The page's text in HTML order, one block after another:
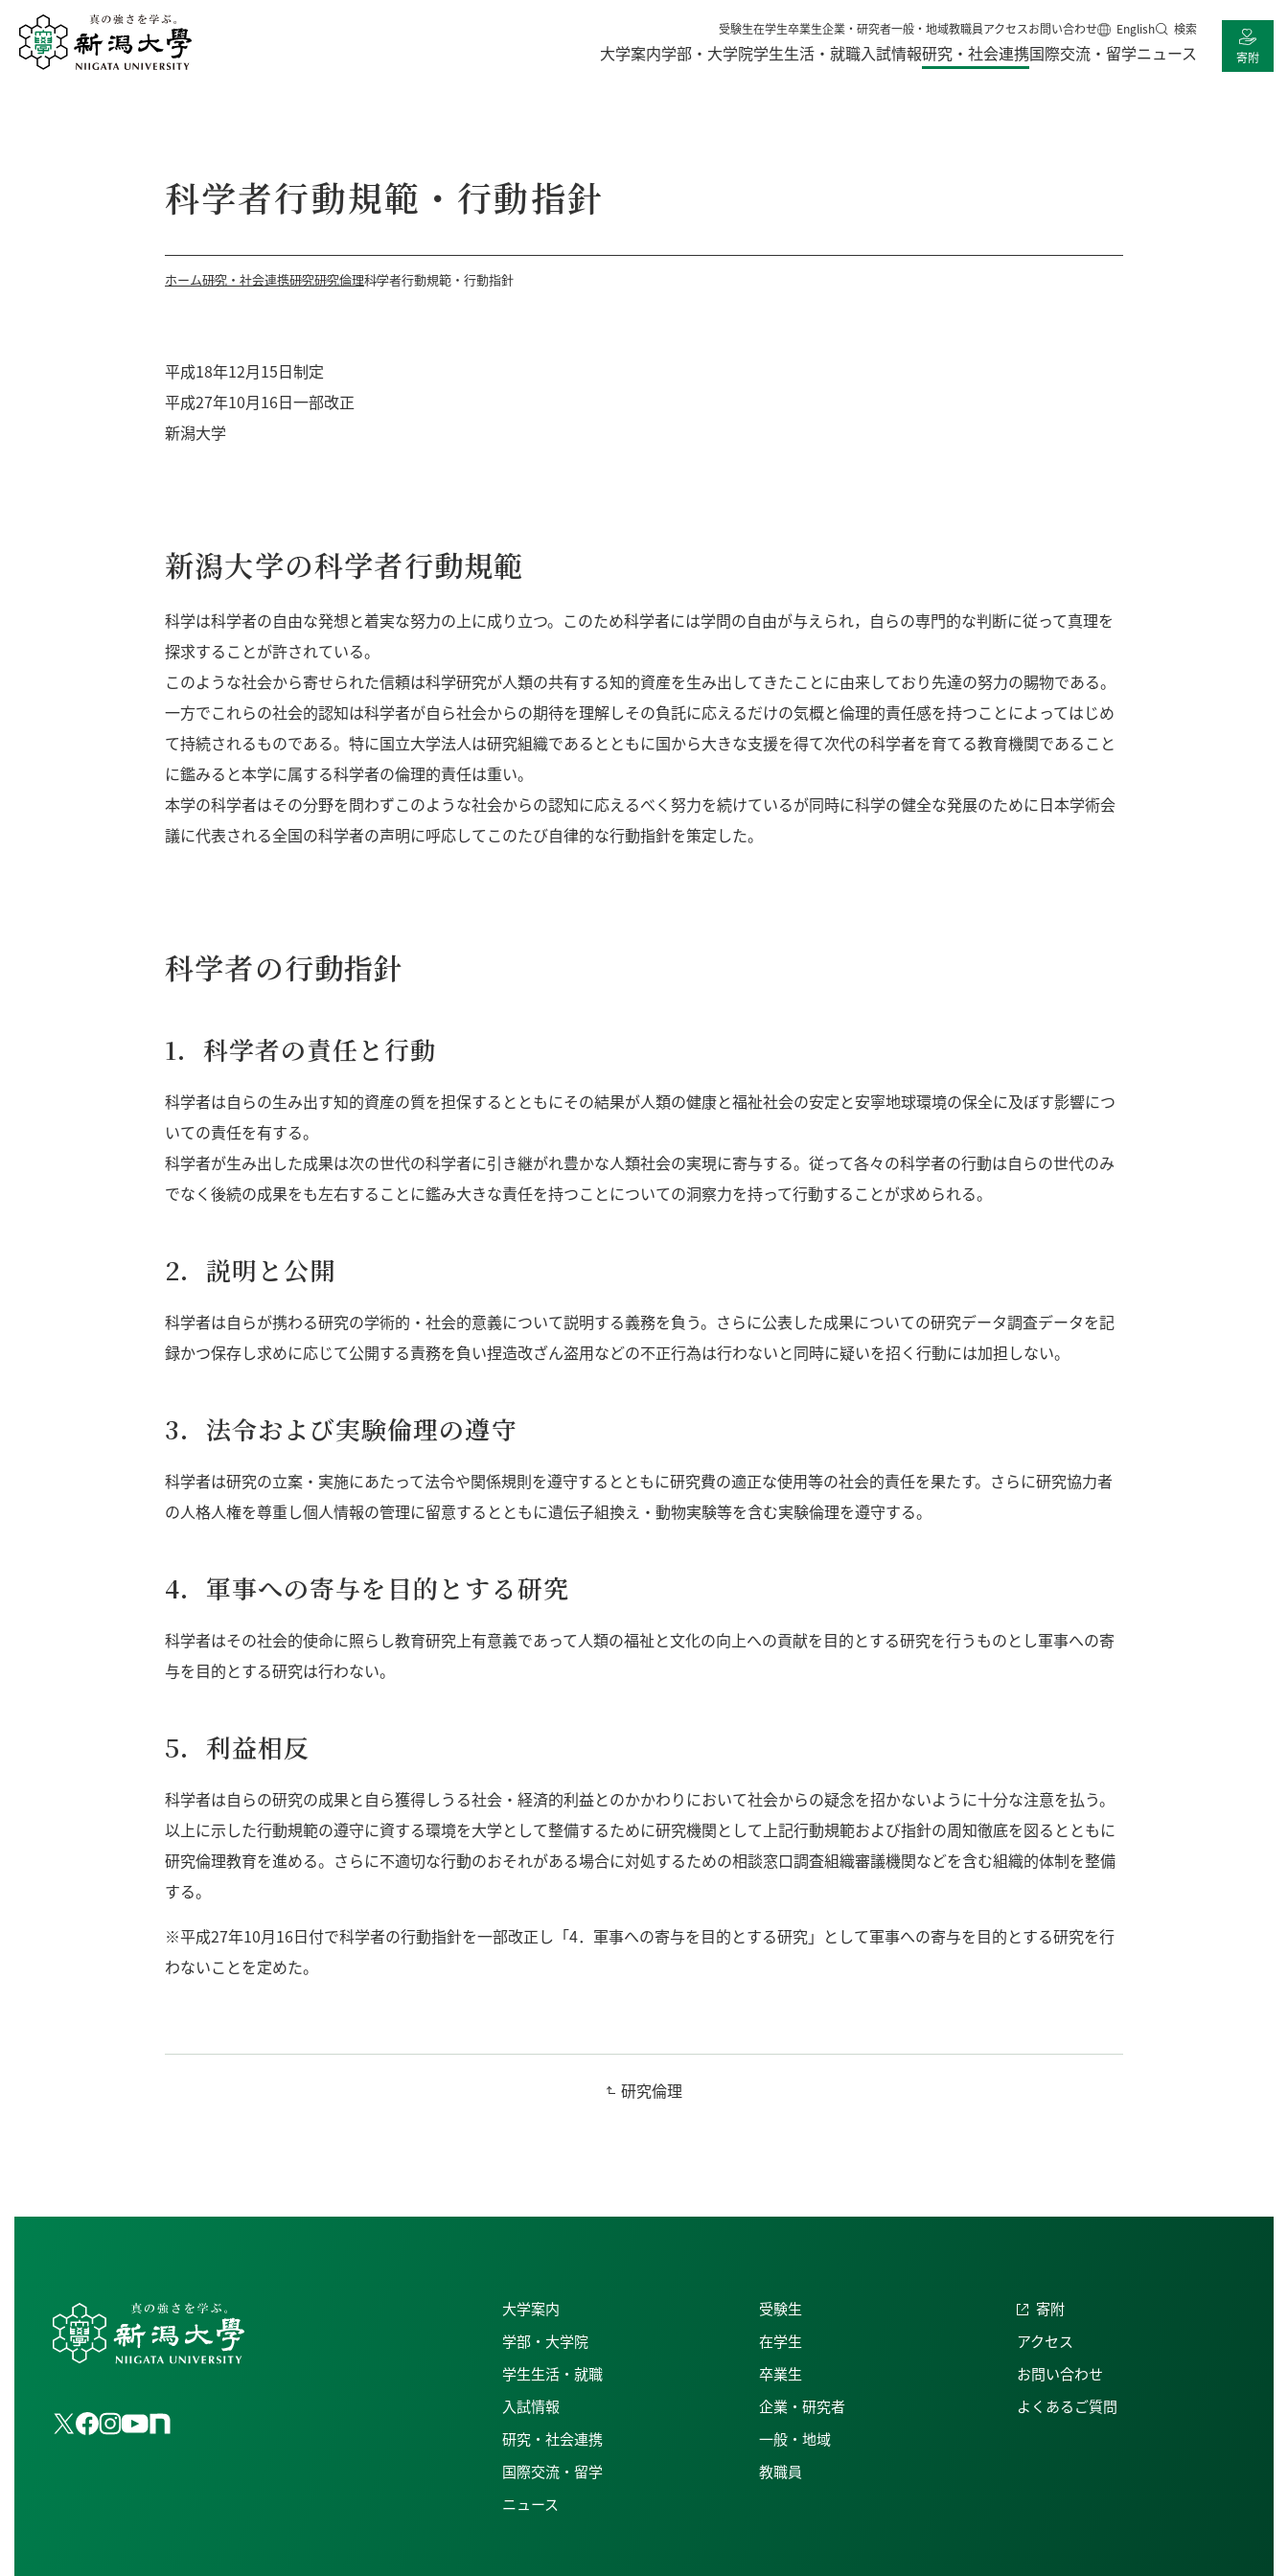
大学案内学部・大学院学生生活・就職入試情報研究・社会連携国際交流・留学ニュース
受験生在学生卒業生企業・研究者一般・地域教職員アクセスお問い合わせ
English
寄附
検索
科学者行動規範・行動指針
ホーム研究・社会連携研究研究倫理科学者行動規範・行動指針
平成18年12月15日制定
平成27年10月16日一部改正
新潟大学
新潟大学の科学者行動規範
科学は科学者の自由な発想と着実な努力の上に成り立つ。このため科学者には学問の自由が与えられ，自らの専門的な判断に従って真理を
探求することが許されている。
このような社会から寄せられた信頼は科学研究が人類の共有する知的資産を生み出してきたことに由来しており先達の努力の賜物である。
一方でこれらの社会的認知は科学者が自ら社会からの期待を理解しその負託に応えるだけの気概と倫理的責任感を持つことによってはじめ
て持続されるものである。特に国立大学法人は研究組織であるとともに国から大きな支援を得て次代の科学者を育てる教育機関であること
に鑑みると本学に属する科学者の倫理的責任は重い。
本学の科学者はその分野を問わずこのような社会からの認知に応えるべく努力を続けているが同時に科学の健全な発展のために日本学術会
議に代表される全国の科学者の声明に呼応してこのたび自律的な行動指針を策定した。
科学者の行動指針
1．科学者の責任と行動
科学者は自らの生み出す知的資産の質を担保するとともにその結果が人類の健康と福祉社会の安定と安寧地球環境の保全に及ぼす影響につ
いての責任を有する。
科学者が生み出した成果は次の世代の科学者に引き継がれ豊かな人類社会の実現に寄与する。従って各々の科学者の行動は自らの世代のみ
でなく後続の成果をも左右することに鑑み大きな責任を持つことについての洞察力を持って行動することが求められる。
2．説明と公開
科学者は自らが携わる研究の学術的・社会的意義について説明する義務を負う。さらに公表した成果についての研究データ調査データを記
録かつ保存し求めに応じて公開する責務を負い捏造改ざん盗用などの不正行為は行わないと同時に疑いを招く行動には加担しない。
3．法令および実験倫理の遵守
科学者は研究の立案・実施にあたって法令や関係規則を遵守するとともに研究費の適正な使用等の社会的責任を果たす。さらに研究協力者
の人格人権を尊重し個人情報の管理に留意するとともに遺伝子組換え・動物実験等を含む実験倫理を遵守する。
4．軍事への寄与を目的とする研究
科学者はその社会的使命に照らし教育研究上有意義であって人類の福祉と文化の向上への貢献を目的とする研究を行うものとし軍事への寄
与を目的とする研究は行わない。
5．利益相反
科学者は自らの研究の成果と自ら獲得しうる社会・経済的利益とのかかわりにおいて社会からの疑念を招かないように十分な注意を払う。
以上に示した行動規範の遵守に資する環境を大学として整備するために研究機関として上記行動規範および指針の周知徹底を図るとともに
研究倫理教育を進める。さらに不適切な行動のおそれがある場合に対処するための相談窓口調査組織審議機関などを含む組織的体制を整備
する。
※平成27年10月16日付で科学者の行動指針を一部改正し「4．軍事への寄与を目的とする研究」として軍事への寄与を目的とする研究を行
わないことを定めた。
研究倫理
大学案内
学部・大学院
学生生活・就職
入試情報
研究・社会連携
国際交流・留学
ニュース
受験生
在学生
卒業生
企業・研究者
一般・地域
教職員
寄附
アクセス
お問い合わせ
よくあるご質問